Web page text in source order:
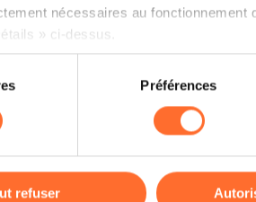
nécessaires au
» ci-dessus.
la navigation sur le site et certaines
des préférences de lecture vidéo,
les cookies ou des cookies non
page.
Préférences
refuser